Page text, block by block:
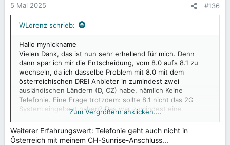
5 Mai 2025 #136
WLorenz schrieb:
Hallo mynickname
Vielen Dank, das ist nun sehr erhellend für mich. Denn
dann spar ich mir die Entscheidung, vom 8.0 aufs 8.1 zu
wechseln, da ich dasselbe Problem mit 8.0 mit dem
österreichischen DREI Anbieter in zumindest zwei
ausländischen Ländern (D, CZ) habe, nämlich Keine
Telefonie. Eine Frage trotzdem: sollte 8.1 nicht das 2G
System eingebaut haben? Das war zumindest eine
mögliche Erklärung von meinem DREI Anbieter, dass
ausländische Netze runtergedimmt werden auf 2G. LG aus
Ö in die Schweiz
Zum Vergrößern anklicken....
Weiterer Erfahrungswert: Telefonie geht auch nicht in
Österreich mit meinem CH-Sunrise-Anschluss...